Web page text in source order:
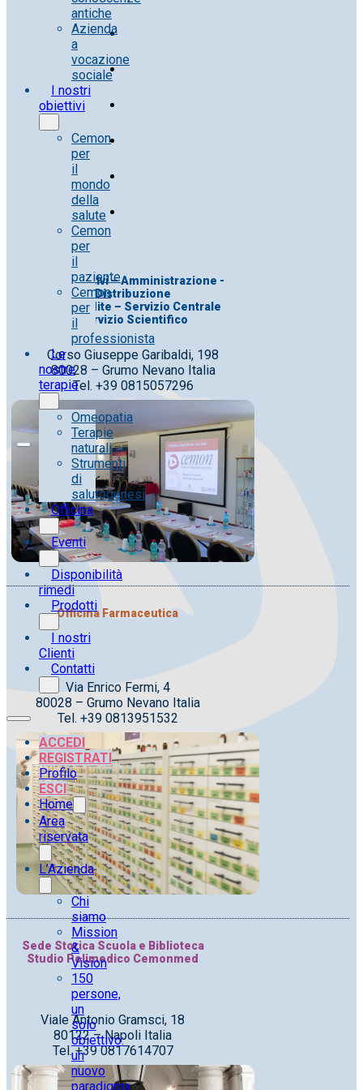
antiche
Azienda
a
vocazione
sociale
I nostri
obiettivi
Cemon
per
il
mondo
della
salute
Cemon
per
il
paziente
Cemon
per
il
professionista
Le
nostre
terapie
Omeopatia
Terapie
naturali
Strumenti
di
salutogenesi
Officina
Eventi
Disponibilità
rimedi
Prodotti
I nostri
Clienti
Contatti
ACCEDI
REGISTRATI
Profilo
ESCI
Home
Area
riservata
L’Azienda
Chi
siamo
Mission
&
Vision
150
persone,
un
solo
obiettivo:
un
nuovo
paradigma
Uff. Direttivi – Amministrazione -
Distribuzione
Uff. Vendite – Servizio Centrale
Servizio Scientifico
Corso Giuseppe Garibaldi, 198
80028 – Grumo Nevano Italia
Tel. +39 0815057296
Officina Farmaceutica
Via Enrico Fermi, 4
80028 – Grumo Nevano Italia
Tel. +39 0813951532
Sede Storica Scuola e Biblioteca
Studio Polimedico Cemonmed
Viale Antonio Gramsci, 18
80122 – Napoli Italia
Tel. +39 0817614707